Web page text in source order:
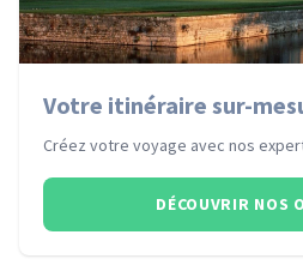
Votre itinéraire sur-
Créez votre voyage avec nos
DÉCOUVRIR NOS